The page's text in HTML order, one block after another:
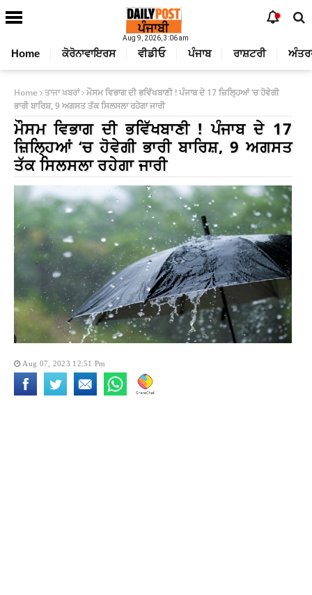
Aug 9, 2026, 3:06 am
Home ਕੋਰੋਨਾਵਾਇਰਸ ਵੀਡੀਓ ਪੰਜਾਬ ਰਾਸ਼ਟਰੀ
Home ਤਾਜਾ ਖਬਰਾਂ ਮੌਸਮ ਵਿਭਾਗ ਦੀ ਭਵਿੱਖਬਾਣੀ ! ਪੰਜਾਬ ਦੇ 17 ਜ਼ਿਲ੍ਹਿਆਂ ‘ਚ ਹੋਵੇਗੀ
ਭਾਰੀ ਬਾਰਿਸ਼, 9 ਅਗਸਤ ਤੱਕ ਸਿਲਸਲਾ ਰਹੇਗਾ ਜਾਰੀ
ਮੌਸਮ ਵਿਭਾਗ ਦੀ ਭਵਿੱਖਬਾਣੀ ! ਪੰਜਾਬ ਦੇ 17
ਜ਼ਿਲ੍ਹਿਆਂ ‘ਚ ਹੋਵੇਗੀ ਭਾਰੀ ਬਾਰਿਸ਼, 9 ਅਗਸਤ
ਤੱਕ ਸਿਲਸਲਾ ਰਹੇਗਾ ਜਾਰੀ
Aug 07, 2023 12:51 Pm